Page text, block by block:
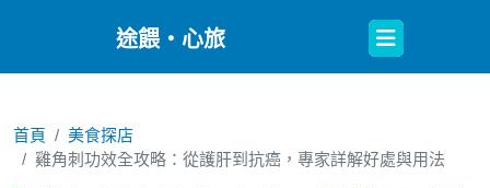
途餵・心旅
Open
Button
首頁
美食探店
雞角刺功效全攻略：從護肝到抗癌，專家詳解好處與用法